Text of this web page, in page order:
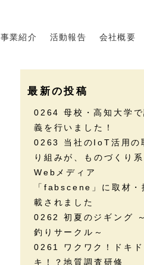
事業紹介 活動報告 会社概要
最新の投稿
0264 母校・高知大学で
義を行いました！
0263 当社のIoT活用の
り組みが、ものづくり系
Webメディア
「fabscene」に取材・
載されました
0262 初夏のジギング ～
釣りサークル～
0261 ワクワク！ドキド
キ！？地質調査研修